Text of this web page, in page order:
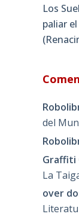
Los
paliar
del
Graffiti
La
over